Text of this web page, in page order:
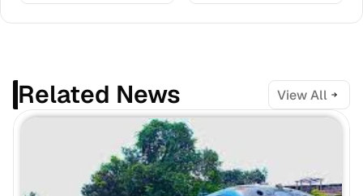
Related News View All